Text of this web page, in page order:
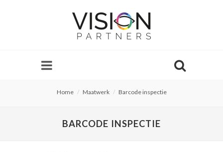
Home Maatwerk Barcode inspectie
BARCODE INSPECTIE